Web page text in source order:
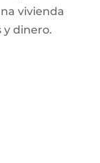
vivienda
y dinero.